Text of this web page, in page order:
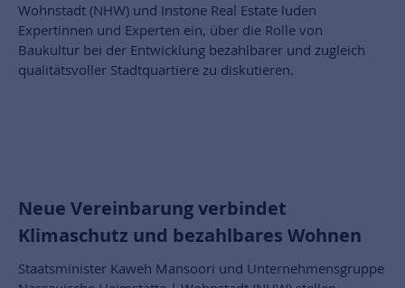
Wohnstadt (NHW) und Instone Real Estate luden
Expertinnen und Experten ein, über die Rolle von
Baukultur bei der Entwicklung bezahlbarer und zugleich
qualitätsvoller Stadtquartiere zu diskutieren.
Neue Vereinbarung verbindet
Klimaschutz und bezahlbares Wohnen
Staatsminister Kaweh Mansoori und Unternehmensgruppe